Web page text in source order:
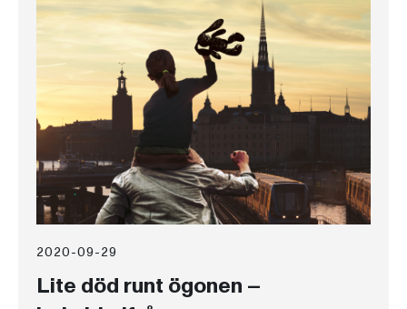
2020-09-29
Lite död runt ögonen –